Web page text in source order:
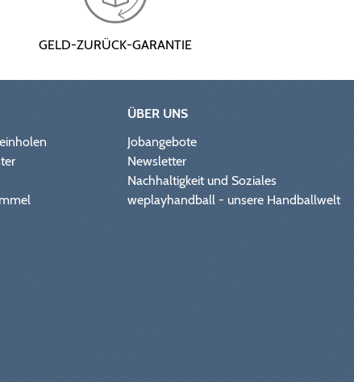
GELD-ZURÜCK-GARANTIE
ÜBER UNS
Jobangebote
Newsletter
Nachhaltigkeit und Soziales
weplayhandball - unsere Handballwelt